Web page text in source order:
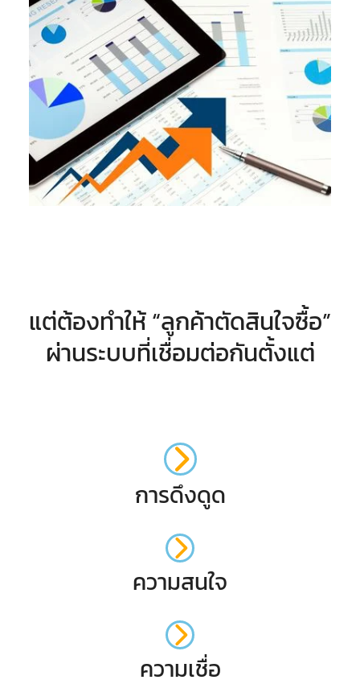
แต่ต้องทำให้ “ลูกค้าตัดสินใจซื้อ”
ผ่านระบบที่เชื่อมต่อกันตั้งแต่
การดึงดูด
ความสนใจ
ความเชื่อ